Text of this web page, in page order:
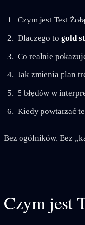
Czym jest Test
Dlaczego to gold
Co realnie
Jak zmienia plan
5 błędów w
Kiedy powtarzać
Bez ogólników. Bez
Czym jest